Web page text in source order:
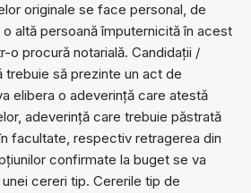
originale se face personal, de
altă persoană împuternicită în acest
o procură notarială. Candidații /
trebuie să prezinte un act de
elibera o adeverință care atestă
adeverință care trebuie păstrată
facultate, respectiv retragerea din
confirmate la buget se va
cereri tip. Cererile tip de